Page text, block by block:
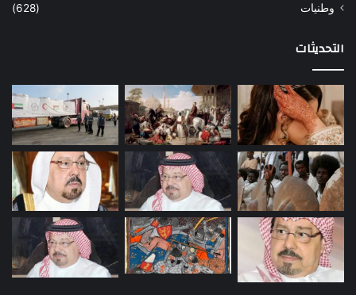
وطنيات
(628)
التحديثات